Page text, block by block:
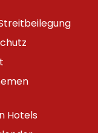
Hotels